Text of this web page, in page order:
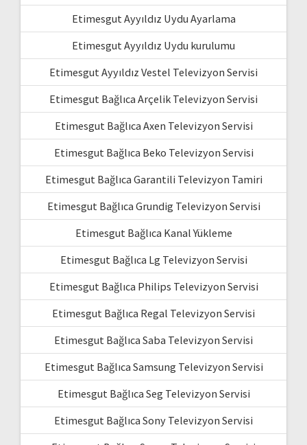
Etimesgut Ayyıldız Uydu Ayarlama
Etimesgut Ayyıldız Uydu kurulumu
Etimesgut Ayyıldız Vestel Televizyon Servisi
Etimesgut Bağlıca Arçelik Televizyon Servisi
Etimesgut Bağlıca Axen Televizyon Servisi
Etimesgut Bağlıca Beko Televizyon Servisi
Etimesgut Bağlıca Garantili Televizyon Tamiri
Etimesgut Bağlıca Grundig Televizyon Servisi
Etimesgut Bağlıca Kanal Yükleme
Etimesgut Bağlıca Lg Televizyon Servisi
Etimesgut Bağlıca Philips Televizyon Servisi
Etimesgut Bağlıca Regal Televizyon Servisi
Etimesgut Bağlıca Saba Televizyon Servisi
Etimesgut Bağlıca Samsung Televizyon Servisi
Etimesgut Bağlıca Seg Televizyon Servisi
Etimesgut Bağlıca Sony Televizyon Servisi